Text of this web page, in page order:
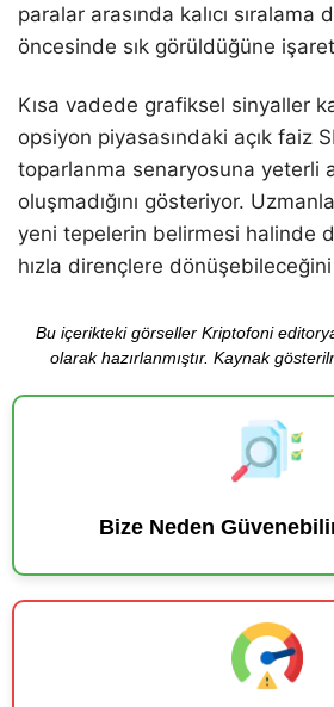
paralar arasında kalıcı sıralama
öncesinde sık görüldüğüne
Kısa vadede grafiksel sinyaller
opsiyon piyasasındaki açık faiz
toparlanma senaryosuna yeterli
oluşmadığını gösteriyor.
yeni tepelerin belirmesi halinde
hızla dirençlere
Bu içerikteki görseller Kriptofoni
olarak hazırlanmıştır. Kaynak
Bize Neden